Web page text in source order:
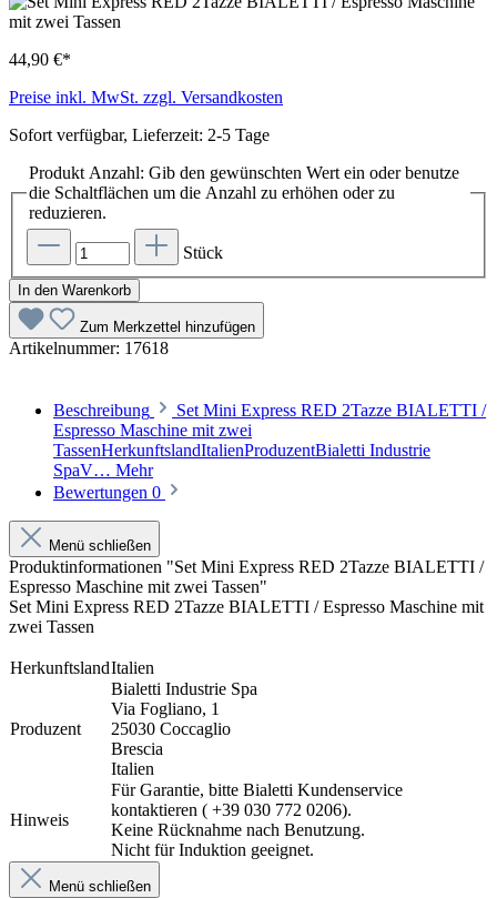
44,90 €*
Preise inkl. MwSt. zzgl. Versandkosten
Sofort verfügbar, Lieferzeit: 2-5 Tage
Produkt Anzahl: Gib den gewünschten Wert ein oder benutze
die Schaltflächen um die Anzahl zu erhöhen oder zu
reduzieren.
Stück
In den Warenkorb
Zum Merkzettel hinzufügen
Artikelnummer: 17618
Beschreibung
Set Mini Express RED 2Tazze BIALETTI /
Espresso Maschine mit zwei
TassenHerkunftslandItalienProduzentBialetti Industrie
SpaV… Mehr
Bewertungen 0
Menü schließen
Produktinformationen "Set Mini Express RED 2Tazze BIALETTI /
Espresso Maschine mit zwei Tassen"
Set Mini Express RED 2Tazze BIALETTI / Espresso Maschine mit
zwei Tassen
HerkunftslandItalien
Produzent
Bialetti Industrie Spa
Via Fogliano, 1
25030 Coccaglio
Brescia
Italien
Hinweis
Für Garantie, bitte Bialetti Kundenservice
kontaktieren ( +39 030 772 0206).
Keine Rücknahme nach Benutzung.
Nicht für Induktion geeignet.
Menü schließen